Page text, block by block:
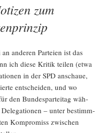
zum
ande­ren Par­tei­en ist das
ich die­se Kri­tik tei­len (etwa
in der SPD anschaue,
ent­schei­den, und wo
den Bun­des­par­tei­tag wäh­
– unter bestimm­
Kom­pro­miss zwi­schen